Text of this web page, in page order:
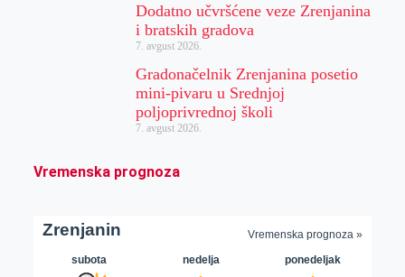
Dodatno učvršćene veze Zrenjanina
i bratskih gradova
7. avgust 2026.
Gradonačelnik Zrenjanina posetio
mini-pivaru u Srednjoj
poljoprivrednoj školi
7. avgust 2026.
Vremenska prognoza